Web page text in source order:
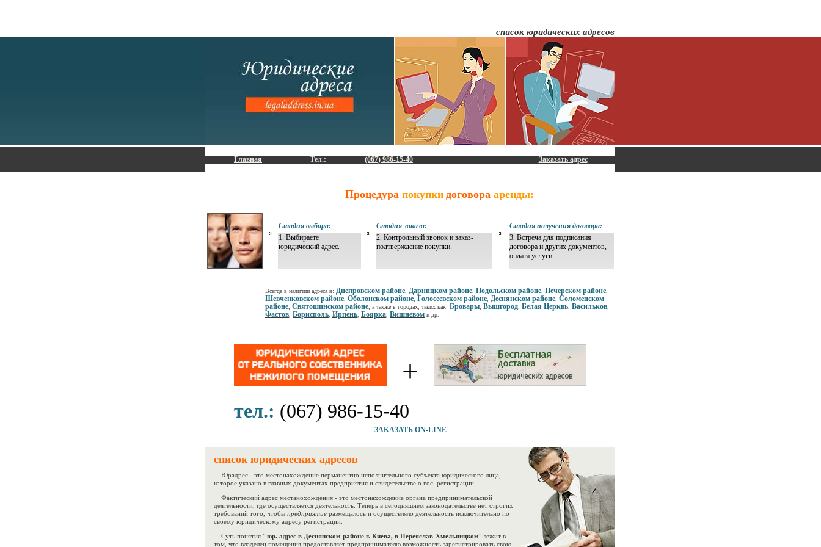
список юридических адресов
Главная Тел.: (067) 986-15-40 Заказать адрес
Процедурапокупки договорааренды:
Стадия выбора: Стадия заказа:
Стадия получения договора:
1. Выбираете
юридический адрес.
2. Контрольный звонок и заказ-
подтверждение покупки.
3. Встреча для подписания
договора и других документов,
оплата услуги.
Всегда в наличии адреса в: Днепровском районе Дарницком районе Подольском районе Печерском районе
Шевченковском районе Оболонском районе Голосеевском районе Деснянском районе Соломенском
районе Святошинском районе , а также в городах, таких как: Бровары Вышгород Белая Церквь Васильков
Фастов Борисполь Ирпень Боярка Вишневом и др.
+
тел.: (067) 986-15-40
ЗАКАЗАТЬ ON-LINE
список юридических адресов
Юрадрес - это местонахождение перманентно исполнительного субъекта юридического лица,
которое указано в главных документах предприятия и свидетельстве о гос. регистрации.
Фактический адрес местанохождения - это местонахождение органа предпринимательской
деятельности, где осуществляется деятельность. Теперь в сегодняшнем законодательстве нет строгих
требований того, чтобы предприятие размещалось и осуществляло деятельность исключительно по
своему юридическому адресу регистрации.
Суть понятия " юр. адрес в Деснянском районе г. Киева, в Переяслав-Хмельницком" лежит в
том, что владелец помещения предоставляет предпринимателю возможность зарегистрировать свою